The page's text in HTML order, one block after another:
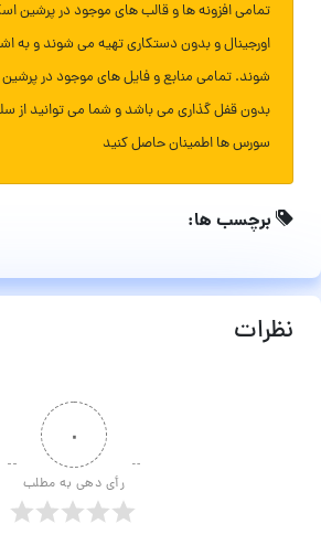
تمامی افزونه ها و قالب های موجود در پرشین
اورجینال و بدون دستکاری تهیه می شوند و به
شوند. تمامی منابع و فایل های موجود در
بدون قفل گذاری می باشد و شما می توانید از
سورس ها اطمینان حاصل کنید
برچسب ها:
نظرات
۰
رأی دهی به مطلب